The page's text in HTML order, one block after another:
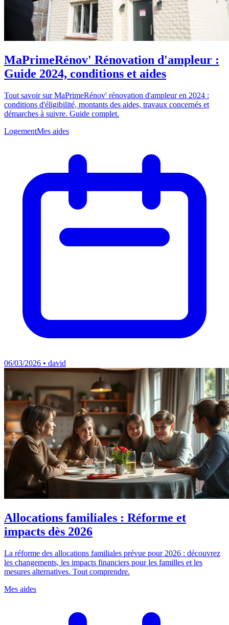
MaPrimeRénov' Rénovation d'ampleur :
Guide 2024, conditions et aides
Tout savoir sur MaPrimeRénov' rénovation d'ampleur en 2024 :
conditions d'éligibilité, montants des aides, travaux concernés et
démarches à suivre. Guide complet.
LogementMes aides
06/03/2026 • david
Allocations familiales : Réforme et
impacts dès 2026
La réforme des allocations familiales prévue pour 2026 : découvrez
les changements, les impacts financiers pour les familles et les
mesures alternatives. Tout comprendre.
Mes aides